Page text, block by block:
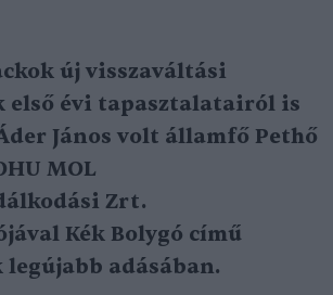
új visszaváltási
első évi tapasztalatairól is
János volt államfő Pethő
MOL
Zrt.
Kék Bolygó című
adásában.